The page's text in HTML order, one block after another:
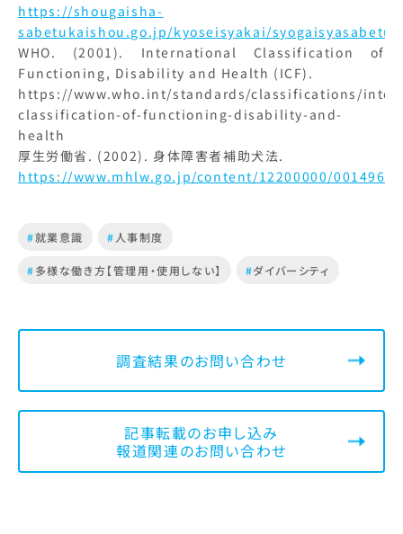
https://shougaisha-
sabetukaishou.go.jp/kyoseisyakai/
WHO. (2001). International Classification of
Functioning, Disability and Health (ICF).
https://www.who.int/standards/classifications/
classification-of-functioning-disability-and-
health
厚生労働省. (2002). 身体障害者補助犬法.
https://www.mhlw.go.jp/content/12200000/
#就業意識 # 人事制度
#多様な働き方【管理用・使用しない】 #ダイバーシティ
調査結果のお問い合わせ
記事転載のお申し込み
報道関連のお問い合わせ